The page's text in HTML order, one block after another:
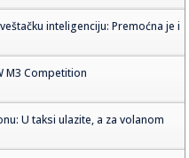
inteligenciju: Premoćna je i
M3 Competition
U taksi ulazite, a za volanom